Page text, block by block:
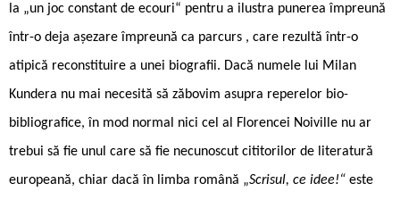
la „un joc constant de ecouri“ pentru a ilustra punerea împreună
într-o deja așezare împreună ca parcurs , care rezultă într-o
atipică reconstituire a unei biografii. Dacă numele lui Milan
Kundera nu mai necesită să zăbovim asupra reperelor bio-
bibliografice, în mod normal nici cel al Florencei Noiville nu ar
trebui să fie unul care să fie necunoscut cititorilor de literatură
europeană, chiar dacă în limba română „Scrisul, ce idee!“ este